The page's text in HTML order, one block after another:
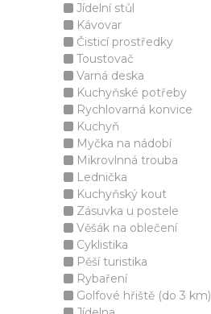
Jídelní stůl
Kávovar
Čisticí prostředky
Toustovač
Varná deska
Kuchyňské potřeby
Rychlovarná konvice
Kuchyň
Myčka na nádobí
Mikrovlnná trouba
Lednička
Kuchyňský kout
Zásuvka u postele
Věšák na oblečení
Cyklistika
Pěší turistika
Rybaření
Golfové hřiště (do 3 km)